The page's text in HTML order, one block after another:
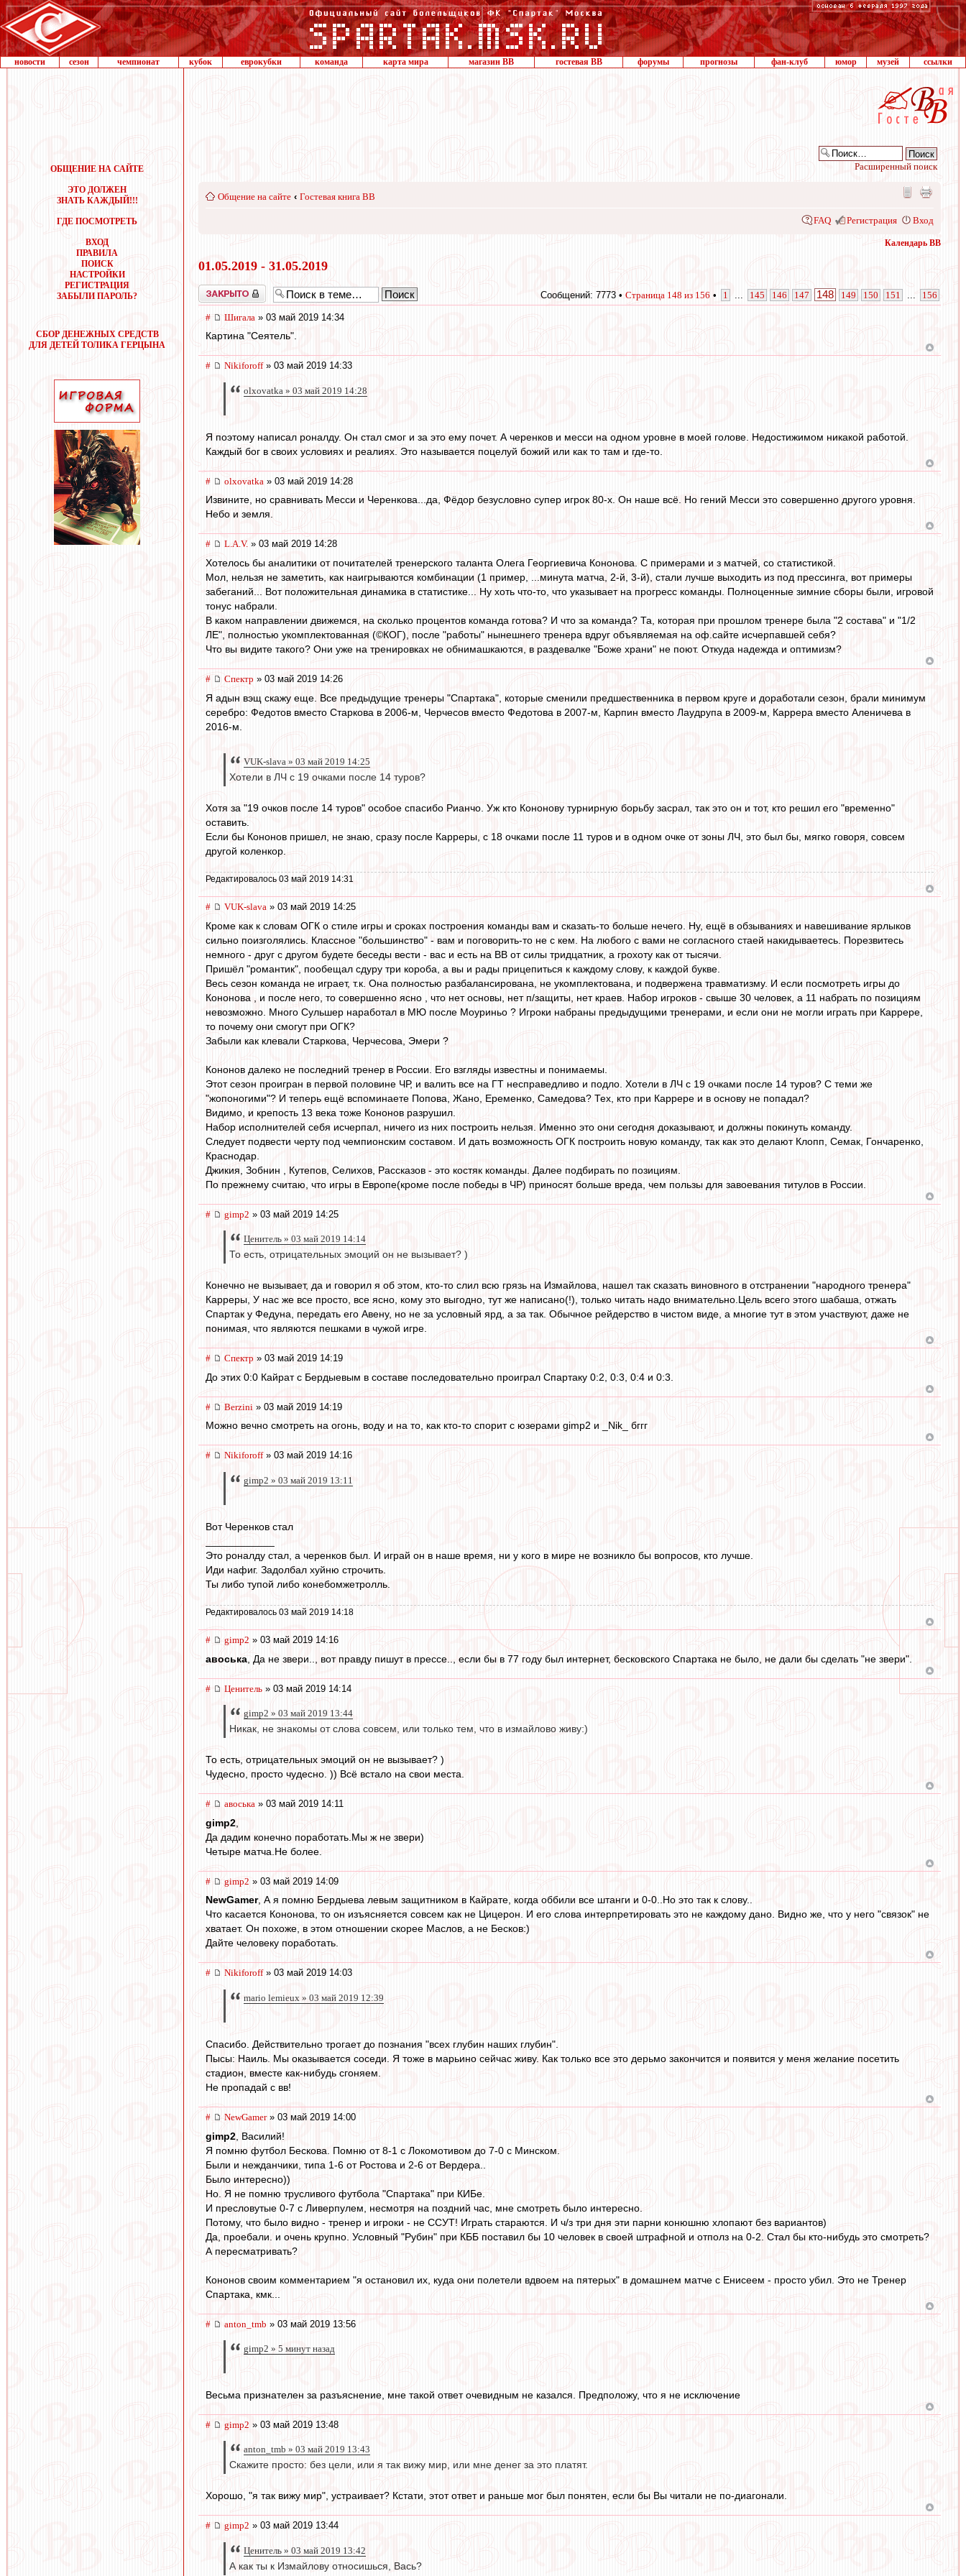
новости сезон чемпионат кубок еврокубки команда карта мира магазин ВВ гостевая ВВ форумы прогнозы фан-клуб юмор музей ссылки
ОБЩЕНИЕ НА САЙТЕ
ЭТО ДОЛЖЕН
ЗНАТЬ КАЖДЫЙ!!!
ГДЕ ПОСМОТРЕТЬ
ВХОД
ПРАВИЛА
ПОИСК
НАСТРОЙКИ
РЕГИСТРАЦИЯ
ЗАБЫЛИ ПАРОЛЬ?
СБОР ДЕНЕЖНЫХ СРЕДСТВ
ДЛЯ ДЕТЕЙ ТОЛИКА ГЕРЦЫНА
Расширенный поиск
Общение на сайте ‹ Гостевая книга ВВ
FAQ Регистрация Вход
Календарь ВВ
01.05.2019 - 31.05.2019
Закрыто Сообщений: 7773 • Страница 148 из 156 • 1 145 146 147 148 149 150 151 156
# Шигала » 03 май 2019 14:34
Картина "Сеятель".
# Nikiforoff» 03 май 2019 14:33
olxovatka » 03 май 2019 14:28
Я поэтому написал роналду. Он стал смог и за это ему почет. А черенков и месси на одном уровне в моей голове. Недостижимом никакой работой.
Каждый бог в своих условиях и реалиях. Это называется поцелуй божий или как то там и где-то.
# olxovatka » 03 май 2019 14:28
Извините, но сравнивать Месси и Черенкова...да, Фёдор безусловно супер игрок 80-х. Он наше всё. Но гений Месси это совершенно другого уровня.
Небо и земля.
# L.А.V. » 03 май 2019 14:28
Хотелось бы аналитики от почитателей тренерского таланта Олега Георгиевича Кононова. С примерами и з матчей, со статистикой.
Мол, нельзя не заметить, как наигрываются комбинации (1 пример, ...минута матча, 2-й, 3-й), стали лучше выходить из под прессинга, вот примеры
забеганий... Вот положительная динамика в статистике... Ну хоть что-то, что указывает на прогресс команды. Полноценные зимние сборы были, игровой
тонус набрали.
В каком направлении движемся, на сколько процентов команда готова? И что за команда? Та, которая при прошлом тренере была "2 состава" и "1/2
ЛЕ", полностью укомплектованная (©КОГ), после "работы" нынешнего тренера вдруг объявляемая на оф.сайте исчерпавшей себя?
Что вы видите такого? Они уже на тренировках не обнимашкаются, в раздевалке "Боже храни" не поют. Откуда надежда и оптимизм?
# Спектр » 03 май 2019 14:26
Я адын вэщ скажу еще. Все предыдущие тренеры "Спартака", которые сменили предшественника в первом круге и доработали сезон, брали минимум
серебро: Федотов вместо Старкова в 2006-м, Черчесов вместо Федотова в 2007-м, Карпин вместо Лаудрупа в 2009-м, Каррера вместо Аленичева в
2016-м.
VUK-slava » 03 май 2019 14:25
Хотели в ЛЧ с 19 очками после 14 туров?
Хотя за "19 очков после 14 туров" особое спасибо Рианчо. Уж кто Кононову турнирную борьбу засрал, так это он и тот, кто решил его "временно"
оставить.
Если бы Кононов пришел, не знаю, сразу после Карреры, с 18 очками после 11 туров и в одном очке от зоны ЛЧ, это был бы, мягко говоря, совсем
другой коленкор.
Редактировалось 03 май 2019 14:31
# VUK-slava » 03 май 2019 14:25
Кроме как к словам ОГК о стиле игры и сроках построения команды вам и сказать-то больше нечего. Ну, ещё в обзываниях и навешивание ярлыков
сильно поизголялись. Классное "большинство" - вам и поговорить-то не с кем. На любого с вами не согласного стаей накидываетесь. Порезвитесь
немного - друг с другом будете беседы вести - вас и есть на ВВ от силы тридцатник, а грохоту как от тысячи.
Пришёл "романтик", пообещал сдуру три короба, а вы и рады прицепиться к каждому слову, к каждой букве.
Весь сезон команда не играет, т.к. Она полностью разбалансирована, не укомплектована, и подвержена травматизму. И если посмотреть игры до
Кононова , и после него, то совершенно ясно , что нет основы, нет п/защиты, нет краев. Набор игроков - свыше 30 человек, а 11 набрать по позициям
невозможно. Много Сульшер наработал в МЮ после Моуриньо ? Игроки набраны предыдущими тренерами, и если они не могли играть при Каррере,
то почему они смогут при ОГК?
Забыли как клевали Старкова, Черчесова, Эмери ?
Кононов далеко не последний тренер в России. Его взгляды известны и понимаемы.
Этот сезон проигран в первой половине ЧР, и валить все на ГТ несправедливо и подло. Хотели в ЛЧ с 19 очками после 14 туров? С теми же
"жопоногими"? И теперь ещё вспоминаете Попова, Жано, Еременко, Самедова? Тех, кто при Каррере и в основу не попадал?
Видимо, и крепость 13 века тоже Кононов разрушил.
Набор исполнителей себя исчерпал, ничего из них построить нельзя. Именно это они сегодня доказывают, и должны покинуть команду.
Следует подвести черту под чемпионским составом. И дать возможность ОГК построить новую команду, так как это делают Клопп, Семак, Гончаренко,
Краснодар.
Джикия, Зобнин , Кутепов, Селихов, Рассказов - это костяк команды. Далее подбирать по позициям.
По прежнему считаю, что игры в Европе(кроме после победы в ЧР) приносят больше вреда, чем пользы для завоевания титулов в России.
# gimp2 » 03 май 2019 14:25
Ценитель » 03 май 2019 14:14
То есть, отрицательных эмоций он не вызывает? )
Конечно не вызывает, да и говорил я об этом, кто-то слил всю грязь на Измайлова, нашел так сказать виновного в отстранении "народного тренера"
Карреры, У нас же все просто, все ясно, кому это выгодно, тут же написано(!), только читать надо внимательно.Цель всего этого шабаша, отжать
Спартак у Федуна, передать его Авену, но не за условный ярд, а за так. Обычное рейдерство в чистом виде, а многие тут в этом участвуют, даже не
понимая, что являются пешками в чужой игре.
# Спектр » 03 май 2019 14:19
До этих 0:0 Кайрат с Бердыевым в составе последовательно проиграл Спартаку 0:2, 0:3, 0:4 и 0:3.
# Berzini » 03 май 2019 14:19
Можно вечно смотреть на огонь, воду и на то, как кто-то спорит с юзерами gimp2 и _Nik_ бггг
# Nikiforoff» 03 май 2019 14:16
gimp2 » 03 май 2019 13:11
Вот Черенков стал
Это роналду стал, а черенков был. И играй он в наше время, ни у кого в мире не возникло бы вопросов, кто лучше.
Иди нафиг. Задолбал хуйню строчить.
Ты либо тупой либо конебомжетролль.
Редактировалось 03 май 2019 14:18
# gimp2 » 03 май 2019 14:16
авоська , Да не звери.., вот правду пишут в прессе.., если бы в 77 году был интернет, бесковского Спартака не было, не дали бы сделать "не звери".
# Ценитель » 03 май 2019 14:14
gimp2 » 03 май 2019 13:44
Никак, не знакомы от слова совсем, или только тем, что в измайлово живу:)
То есть, отрицательных эмоций он не вызывает? )
Чудесно, просто чудесно. )) Всё встало на свои места.
# авоська » 03 май 2019 14:11
gimp2
Да дадим конечно поработать.Мы ж не звери)
Четыре матча.Не более.
# gimp2 » 03 май 2019 14:09
NewGamer, А я помню Бердыева левым защитником в Кайрате, когда оббили все штанги и 0-0..Но это так к слову..
Что касается Кононова, то он изъясняется совсем как не Цицерон. И его слова интерпретировать это не каждому дано. Видно же, что у него "связок" не
хватает. Он похоже, в этом отношении скорее Маслов, а не Бесков:)
Дайте человеку поработать.
# Nikiforoff» 03 май 2019 14:03
mario lemieux » 03 май 2019 12:39
Спасибо. Действительно трогает до познания "всех глубин наших глубин".
Пысы: Наиль. Мы оказывается соседи. Я тоже в марьино сейчас живу. Как только все это дерьмо закончится и появится у меня желание посетить
стадион, вместе как-нибудь сгоняем.
Не пропадай с вв!
# NewGamer» 03 май 2019 14:00
gimp2 , Василий!
Я помню футбол Бескова. Помню от 8-1 с Локомотивом до 7-0 с Минском.
Были и нежданчики, типа 1-6 от Ростова и 2-6 от Вердера..
Было интересно))
Но. Я не помню трусливого футбола "Спартака" при КИБе.
И пресловутые 0-7 с Ливерпулем, несмотря на поздний час, мне смотреть было интересно.
Потому, что было видно - тренер и игроки - не ССУТ! Играть стараются. И ч/з три дня эти парни конюшню хлопают без вариантов)
Да, проебали. и очень крупно. Условный "Рубин" при КББ поставил бы 10 человек в своей штрафной и отполз на 0-2. Стал бы кто-нибудь это смотреть?
А пересматривать?
Кононов своим комментарием "я остановил их, куда они полетели вдвоем на пятерых" в домашнем матче с Енисеем - просто убил. Это не Тренер
Спартака, кмк...
# anton_tmb » 03 май 2019 13:56
gimp2 » 5 минут назад
Весьма признателен за разъяснение, мне такой ответ очевидным не казался. Предположу, что я не исключение
# gimp2 » 03 май 2019 13:48
anton_tmb » 03 май 2019 13:43
Скажите просто: без цели, или я так вижу мир, или мне денег за это платят.
Хорошо, "я так вижу мир", устраивает? Кстати, этот ответ и раньше мог был понятен, если бы Вы читали не по-диагонали.
# gimp2 » 03 май 2019 13:44
Ценитель » 03 май 2019 13:42
А как ты к Измайлову относишься, Вась?